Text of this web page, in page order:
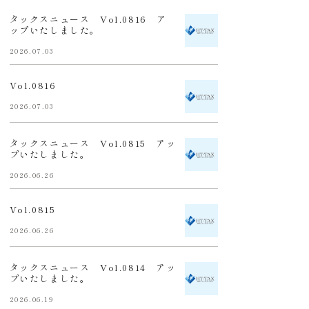
タックスニュース Vol.0816 ア
ップいたしました。
2026.07.03
Vol.0816
2026.07.03
タックスニュース Vol.0815 アッ
プいたしました。
2026.06.26
Vol.0815
2026.06.26
タックスニュース Vol.0814 アッ
プいたしました。
2026.06.19